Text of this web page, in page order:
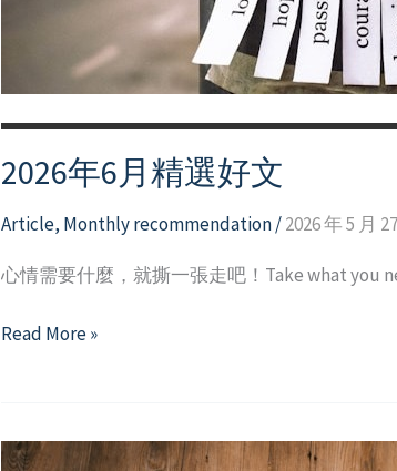
2026年6月精選好文
Article, Monthly recommendation/2026 年 5 月
心情需要什麼，就撕一張走吧！Take what you
2026
精
Read More »